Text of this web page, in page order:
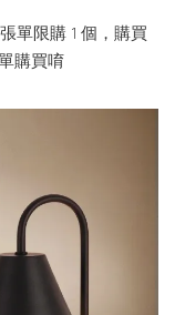
單限購 1 個，購買
購買唷